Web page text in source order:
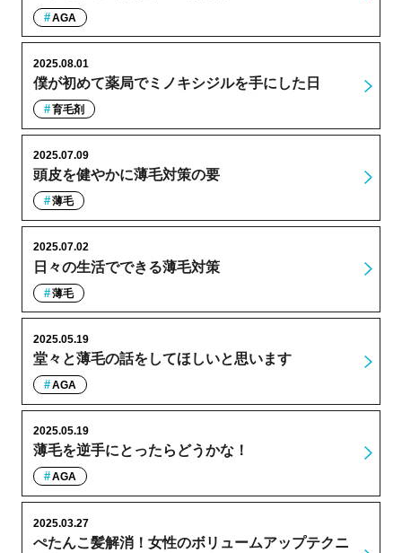
AGA
僕が初めて薬局でミノキシジルを手にした日
2025.08.01
育毛剤
頭皮を健やかに薄毛対策の要
2025.07.09
薄毛
日々の生活でできる薄毛対策
2025.07.02
薄毛
堂々と薄毛の話をしてほしいと思います
2025.05.19
AGA
薄毛を逆手にとったらどうかな！
2025.05.19
AGA
ぺたんこ髪解消！女性のボリュームアップテクニ
2025.03.27